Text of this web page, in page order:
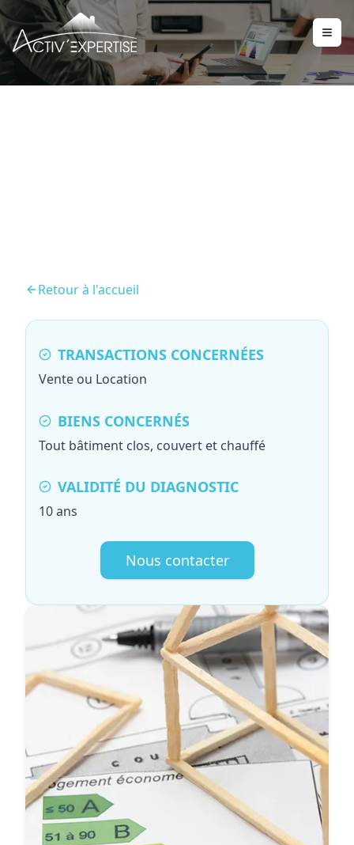
Retour à l'accueil
TRANSACTIONS CONCERNÉES
Vente ou Location
BIENS CONCERNÉS
Tout bâtiment clos, couvert et chauffé
VALIDITÉ DU DIAGNOSTIC
10 ans
Nous contacter